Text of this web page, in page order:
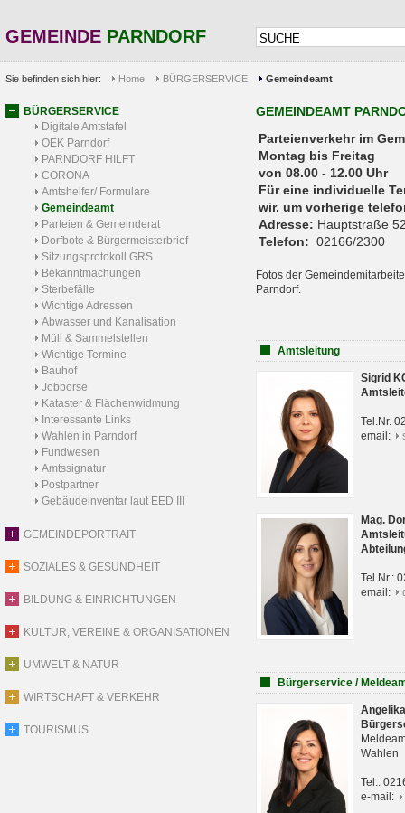
GEMEINDE PARNDORF
Sie befinden sich hier: Home BÜRGERSERVICE Gemeindeamt
BÜRGERSERVICE
Digitale Amtstafel
ÖEK Parndorf
PARNDORF HILFT
CORONA
Amtshelfer/ Formulare
Gemeindeamt
Parteien & Gemeinderat
Dorfbote & Bürgermeisterbrief
Sitzungsprotokoll GRS
Bekanntmachungen
Sterbefälle
Wichtige Adressen
Abwasser und Kanalisation
Müll & Sammelstellen
Wichtige Termine
Bauhof
Jobbörse
Kataster & Flächenwidmung
Interessante Links
Wahlen in Parndorf
Fundwesen
Amtssignatur
Postpartner
Gebäudeinventar laut EED III
GEMEINDEPORTRAIT
SOZIALES & GESUNDHEIT
BILDUNG & EINRICHTUNGEN
KULTUR, VEREINE & ORGANISATIONEN
UMWELT & NATUR
WIRTSCHAFT & VERKEHR
TOURISMUS
GEMEINDEAMT
Parteienverkehr
Montag bis Freitag
von 08.00 - 12.00 Uhr
Für eine individuelle
wir, um vorherige
Adresse: Hauptstraße
Telefon: 02166/2300
Fotos der
Parndorf.
Amtsleitung
Sigrid
Tel.Nr.
email:
Mag.
Tel.Nr.:
email:
Bürgerservice /
Wahlen
Tel.:
e-mail: